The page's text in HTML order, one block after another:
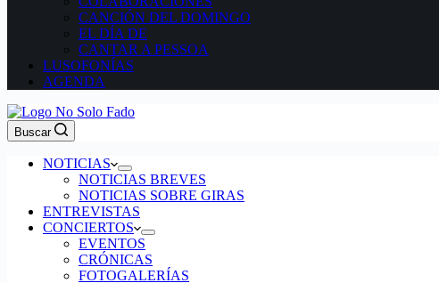
CANCIÓN DEL DOMINGO
EL DÍA DE
CANTAR A PESSOA
LUSOFONÍAS
AGENDA
Buscar
NOTICIAS
NOTICIAS BREVES
NOTICIAS SOBRE GIRAS
ENTREVISTAS
CONCIERTOS
EVENTOS
CRÓNICAS
FOTOGALERÍAS